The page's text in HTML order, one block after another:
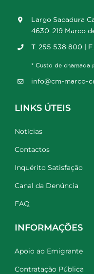
Largo Sacadura
4630-219 Marco
T. 255 538 800 |
* Custo de chamada
info@cm-marco-
LINKS ÚTEIS
Notícias
Contactos
Inquérito Satisfação
Canal da Denúncia
FAQ
INFORMAÇÕES
Apoio ao Emigrante
Contratação Pública